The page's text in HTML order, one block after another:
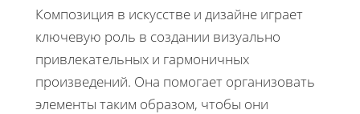
Композиция в искусстве и дизайне играет
ключевую роль в создании визуально
привлекательных и гармоничных
произведений. Она помогает организовать
элементы таким образом, чтобы они